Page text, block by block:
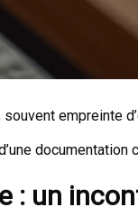
empreinte
: un